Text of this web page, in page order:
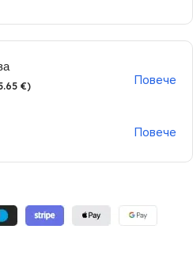
€) Повече
Повече